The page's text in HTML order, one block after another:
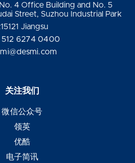
4 Office Building and No. 5
Street, Suzhou Industrial Park
Jiangsu
512 6274 0400
关注我们
微信公众号
领英
优酷
电子简讯